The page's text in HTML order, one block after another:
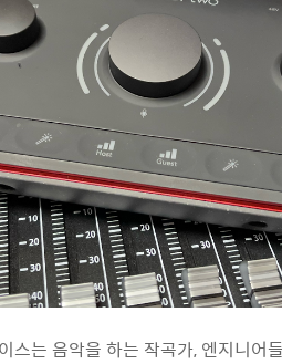
는 음악을 하는 작곡가, 엔지니어